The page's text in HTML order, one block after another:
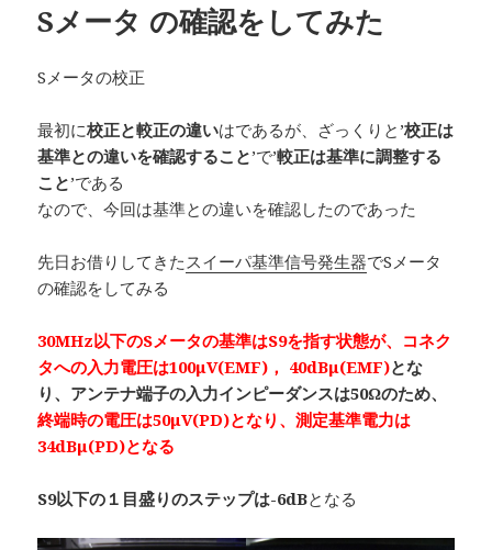
Sメータ の確認をしてみた
Sメータの校正
最初に校正と較正の違いはであるが、ざっくりと’校正は
基準との違いを確認すること’で’較正は基準に調整する
こと’である
なので、今回は基準との違いを確認したのであった
先日お借りしてきたスイーパ基準信号発生器でSメータ
の確認をしてみる
30MHz以下のSメータの基準はS9を指す状態が、コネク
タへの入力電圧は100μV(EMF)， 40dBμ(EMF)とな
り、アンテナ端子の入力インピーダンスは50Ωのため、
終端時の電圧は50μV(PD)となり、測定基準電力は
34dBμ(PD)となる
S9以下の１目盛りのステップは-6dBとなる